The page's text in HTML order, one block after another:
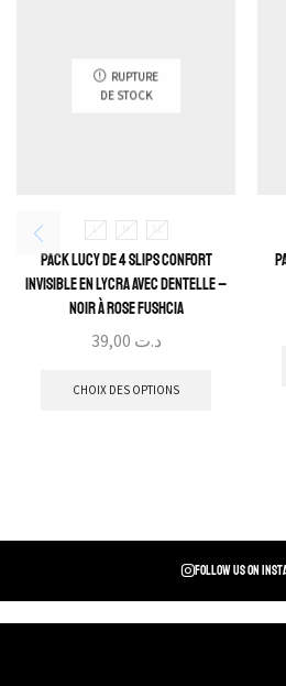
RUPTURE
DE STOCK
L M XL
Pack Lucy de 4 Slips Confort
Invisible en Lycra avec Dentelle –
Noir à Rose Fushcia
د.ت
CHOIX DES OPTIONS
Follow us on